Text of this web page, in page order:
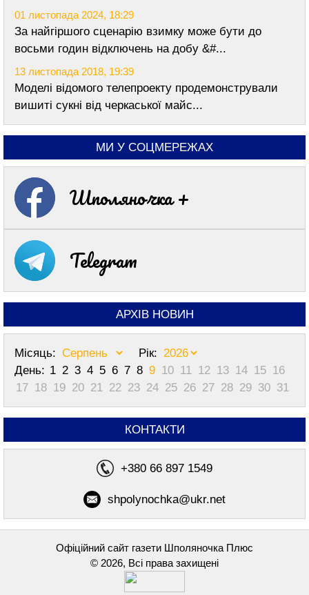
01 листопада 2024, 18:29
За найгіршого сценарію взимку може бути до
восьми годин відключень на добу &#...
13 листопада 2018, 19:39
Моделі відомого телепроекту продемонстрували
вишиті сукні від черкаської майс...
МИ У СОЦМЕРЕЖАХ
Шполяночка +
Telegram
АРХІВ НОВИН
Місяць:
Рік:
День: 1 2 3 4 5 6 7 8 9 10 11 12 13 14 15 16
17 18 19 20 21 22 23 24 25 26 27 28 29 30 31
КОНТАКТИ
+380 66 897 1549
shpolynochka@ukr.net
Офіційний сайт газети Шполяночка Плюс
© 2026, Всі права захищені